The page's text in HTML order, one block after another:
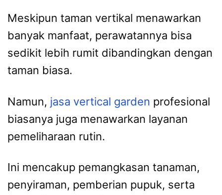
Meskipun taman vertikal menawarkan
banyak manfaat, perawatannya bisa
sedikit lebih rumit dibandingkan dengan
taman biasa.
Namun, jasa vertical garden profesional
biasanya juga menawarkan layanan
pemeliharaan rutin.
Ini mencakup pemangkasan tanaman,
penyiraman, pemberian pupuk, serta